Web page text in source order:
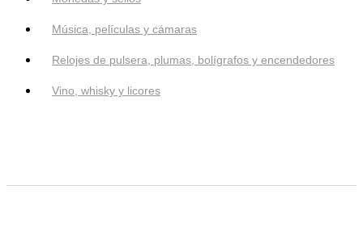
Música, películas y cámaras
Relojes de pulsera, plumas, bolígrafos y encendedores
Vino, whisky y licores